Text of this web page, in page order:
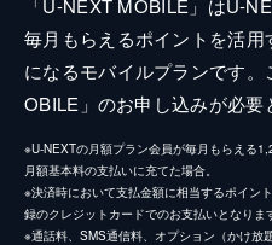
毎月もらえるポイントを活
になるモバイルプランです
OBILE」のお申し込みが必要
※U-NEXTの月額プラン会員が毎月もらえる
月額基本料の支払いに充てた場合。
※決済時において支払金額に相当するポイン
録のクレジットカードでのお支払いとなりま
※通話料、SMS通信料、オプション（かけ放